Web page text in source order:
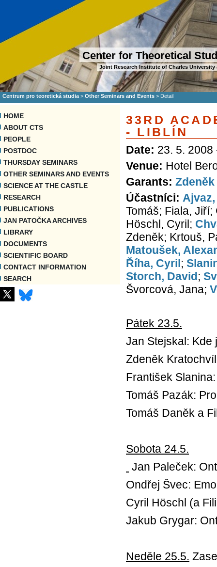
Center for Theoretical
Joint Research Institute of Charles
Centrum pro teoretická studia > Other Seminars and Events > Detail
HOME
ABOUT CTS
PEOPLE
POSTDOC
THURSDAY SEMINARS
OTHER SEMINARS AND EVENTS
SCIENCE AT THE CASTLE
RESEARCH
PUBLICATIONS
JAN PATOČKA ARCHIVES
LIBRARY
DOCUMENTS
SCIENTIFIC BOARD
CONTACT INFORMATION
SEARCH
33RD
- LIBLÍN
Date: 23. 5. 2008
Venue: Hotel
Garants:
Účastníci:
Tomáš; Fiala,
Höschl, Cyril;
Zdeněk; Krtouš,
Matoušek,
Říha, Cyril;
Storch, David;
Švorcová, Jana;
Pátek 23.5.
Jan Stejskal: Kde
Zdeněk
František
Tomáš Pazák:
Tomáš Daněk a
Sobota 24.5.
Jan Paleček:
Ondřej Švec:
Cyril Höschl (a
Jakub Grygar:
Neděle 25.5.